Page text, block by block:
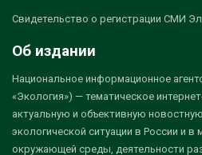
Свидетельство о регистрации СМИ
Об издании
Национальное информационное
«Экология») — тематическое
актуальную и объективную
экологической ситуации в России и в
окружающей среды, деятельности